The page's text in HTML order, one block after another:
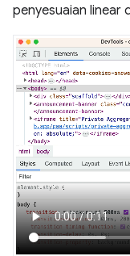
penyesuaian linear